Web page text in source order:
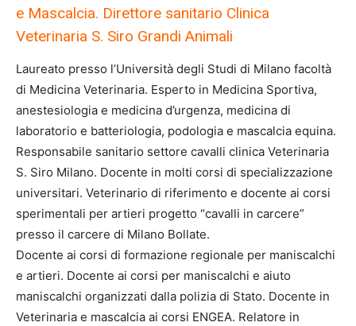
e Mascalcia. Direttore sanitario Clinica
Veterinaria S. Siro Grandi Animali
Laureato presso l’Università degli Studi di Milano facoltà
di Medicina Veterinaria. Esperto in Medicina Sportiva,
anestesiologia e medicina d’urgenza, medicina di
laboratorio e batteriologia, podologia e mascalcia equina.
Responsabile sanitario settore cavalli clinica Veterinaria
S. Siro Milano. Docente in molti corsi di specializzazione
universitari. Veterinario di riferimento e docente ai corsi
sperimentali per artieri progetto “cavalli in carcere”
presso il carcere di Milano Bollate.
Docente ai corsi di formazione regionale per maniscalchi
e artieri. Docente ai corsi per maniscalchi e aiuto
maniscalchi organizzati dalla polizia di Stato. Docente in
Veterinaria e mascalcia ai corsi ENGEA. Relatore in